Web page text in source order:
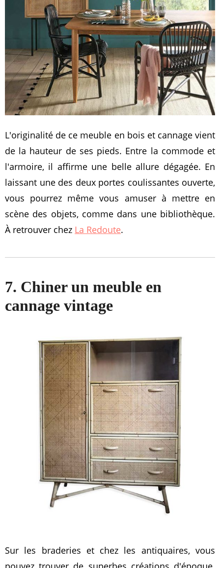
L'originalité de ce meuble en bois et cannage vient
de la hauteur de ses pieds. Entre la commode et
l'armoire, il affirme une belle allure dégagée. En
laissant une des deux portes coulissantes ouverte,
vous pourrez même vous amuser à mettre en
scène des objets, comme dans une bibliothèque.
À retrouver chez La Redoute.
7. Chiner un meuble en
cannage vintage
Sur les braderies et chez les antiquaires, vous